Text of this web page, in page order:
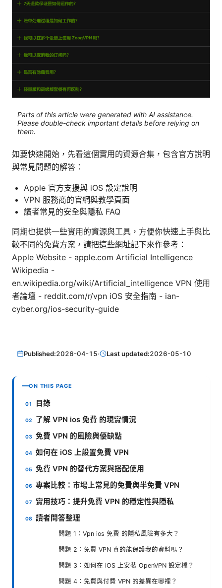
Parts of this article were generated with AI assistance.
Please double-check important details before relying on
them.
如要快速開始，先看這個實用的資源合集，包含官方說明
與常見問題的解答：
Apple 官方支援與 iOS 設定說明
VPN 服務商的官網與教學頁面
讀者常見的安全與隱私 FAQ
同期也提供一些實用的資源與工具，方便你快速上手與比
較不同的免費方案，請把這些網址記下來作參考：
Apple Website - apple.com Artificial Intelligence
Wikipedia -
en.wikipedia.org/wiki/Artificial_intelligence VPN 使用
者論壇 - reddit.com/r/vpn iOS 安全指南 - ian-
cyber.org/ios-security-guide
Published:2026-04-15· Last updated:2026-05-10
ON THIS PAGE
目錄
了解 VPN ios 免費 的現實情況
免費 VPN 的風險與優缺點
如何在 iOS 上設置免費 VPN
免費 VPN 的替代方案與搭配使用
專案比較：市場上常見的免費與半免費 VPN
實用技巧：提升免費 VPN 的穩定性與隱私
讀者問答整理
問題 1：Vpn ios 免費 的隱私風險有多大？
問題 2：免費 VPN 真的能保護我的資料嗎？
問題 3：如何在 iOS 上安裝 OpenVPN 設定檔？
問題 4：免費與付費 VPN 的差異在哪裡？